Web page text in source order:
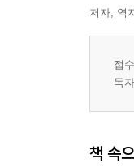
저자, 역
접
독
책 속